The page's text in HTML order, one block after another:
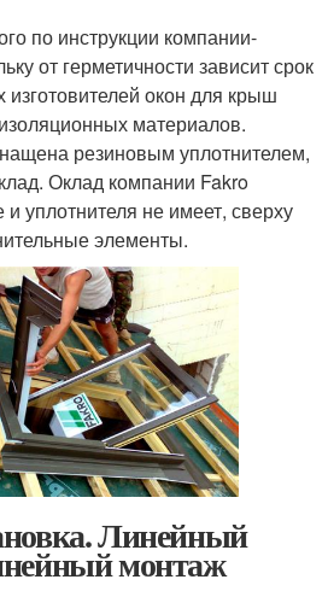
по инструкции компании-
от герметичности зависит срок
окон для крыш
материалов.
резиновым уплотнителем,
Оклад компании Fakro
уплотнителя не имеет, сверху
элементы.
Линейный
монтаж